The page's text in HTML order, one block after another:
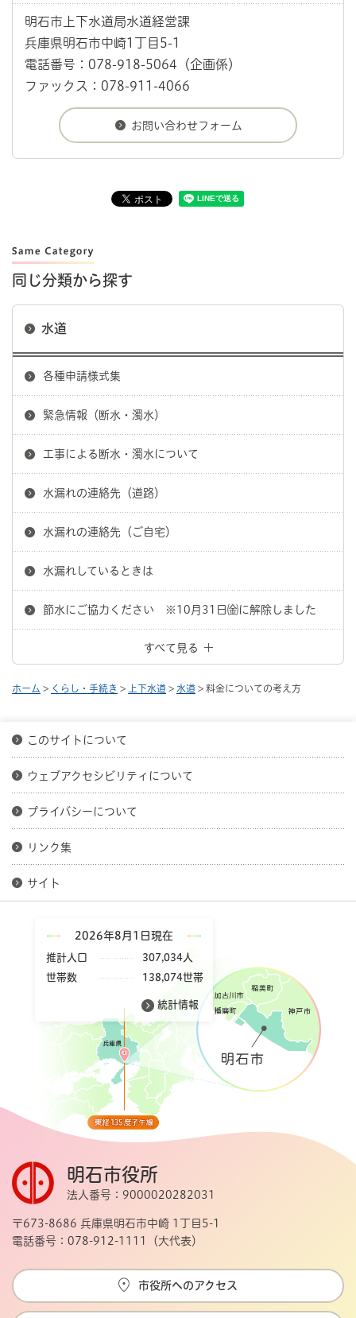
明石市上下水道局水道経営課
兵庫県明石市中崎1丁目5-1
電話番号：078-918-5064（企画係）
ファックス：078-911-4066
同じ分類から探す
水道
各種申請様式集
緊急情報（断水・濁水）
工事による断水・濁水について
水漏れの連絡先（道路）
水漏れの連絡先（ご自宅）
水漏れしているときは
節水にご協力ください ※10月31日㈮に解除しました
すべて見る
ホーム > くらし・手続き > 上下水道 > 水道 > 料金についての考え方
このサイトについて
ウェブアクセシビリティについて
プライバシーについて
リンク集
サイト
2026年8月1日現在
推計人口
307,034人
世帯数
138,074世帯
統計情報
明石市役所
法人番号：9000020282031
〒673-8686 兵庫県明石市中崎 1丁目5-1
電話番号：078-912-1111（大代表）
市役所へのアクセス